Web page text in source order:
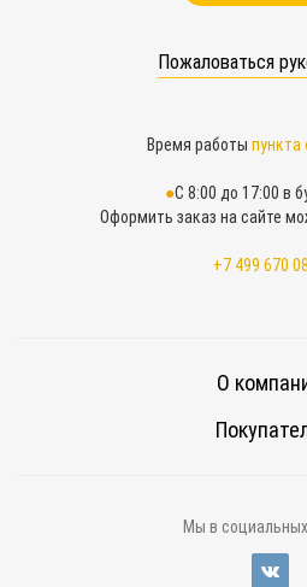
Пожаловаться
Время работы пункта
С 8:00 до 17:00 в
Оформить заказ на сайте
+7 499 670
О
Мы в